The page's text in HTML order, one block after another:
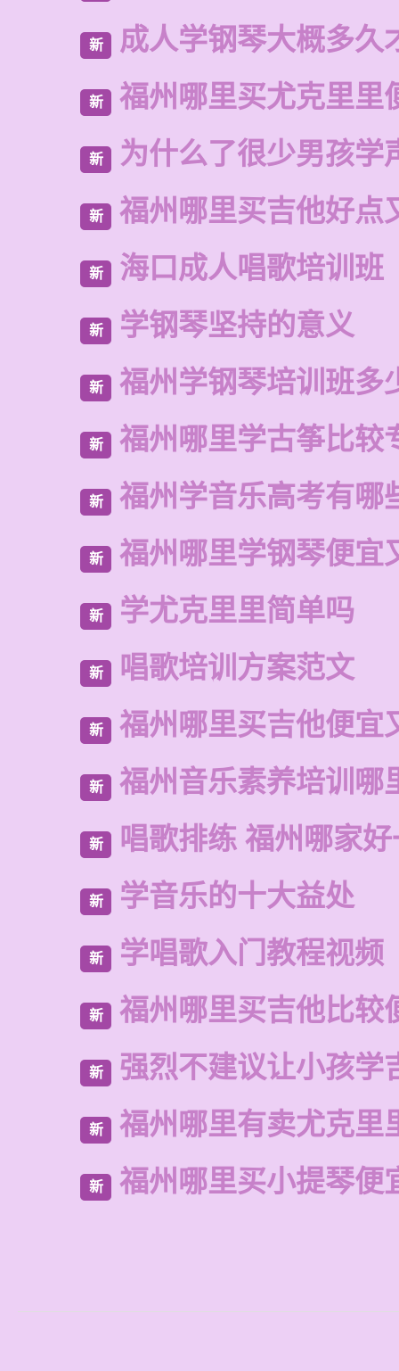
新 成人学钢琴大概多久
新 福州哪里买尤克里里
新 为什么了很少男孩学
新 福州哪里买吉他好点
新 海口成人唱歌培训班
新 学钢琴坚持的意义
新 福州学钢琴培训班多
新 福州哪里学古筝比较
新 福州学音乐高考有哪
新 福州哪里学钢琴便宜
新 学尤克里里简单吗
新 唱歌培训方案范文
新 福州哪里买吉他便宜
新 福州音乐素养培训哪
新 唱歌排练 福州哪家
新 学音乐的十大益处
新 学唱歌入门教程视频
新 福州哪里买吉他比较
新 强烈不建议让小孩学
新 福州哪里有卖尤克里
新 福州哪里买小提琴便